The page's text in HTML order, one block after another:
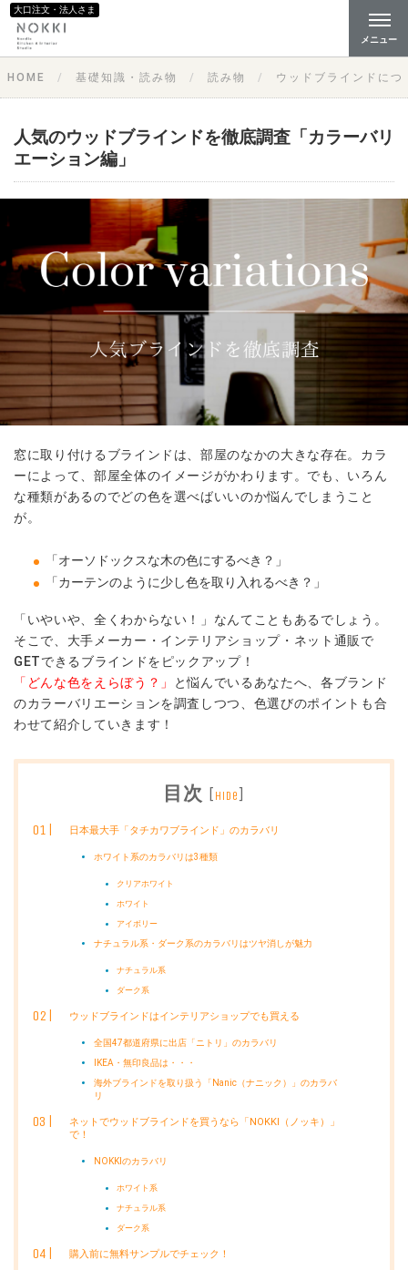
大口注文・法人さま
メニュー
HOME 基礎知識・読み物 読み物 ウッドブラインドにつ
人気のウッドブラインドを徹底調査「カラーバリ
エーション編」
窓に取り付けるブラインドは、部屋のなかの大きな存在。カラ
ーによって、部屋全体のイメージがかわります。でも、いろん
な種類があるのでどの色を選べばいいのか悩んでしまうこと
が。
「オーソドックスな木の色にするべき？」
「カーテンのように少し色を取り入れるべき？」
「いやいや、全くわからない！」なんてこともあるでしょう。
そこで、大手メーカー・インテリアショップ・ネット通販で
GETできるブラインドをピックアップ！
「どんな色をえらぼう？」
と悩んでいるあなたへ、各ブランド
のカラーバリエーションを調査しつつ、色選びのポイントも合
わせて紹介していきます！
目次 [hide]
日本最大手「タチカワブラインド」のカラバリ
ホワイト系のカラバリは3種類
クリアホワイト
ホワイト
アイボリー
ナチュラル系・ダーク系のカラバリはツヤ消しが魅力
ナチュラル系
ダーク系
ウッドブラインドはインテリアショップでも買える
全国47都道府県に出店「ニトリ」のカラバリ
IKEA・無印良品は・・・
海外ブラインドを取り扱う「Nanic（ナニック）」のカラバ
リ
ネットでウッドブラインドを買うなら「NOKKI（ノッキ）」
で！
NOKKIのカラバリ
ホワイト系
ナチュラル系
ダーク系
購入前に無料サンプルでチェック！